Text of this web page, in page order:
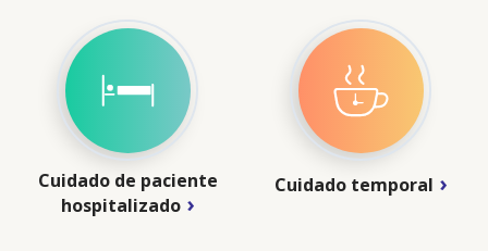
Cuidado de paciente
hospitalizado
Cuidado temporal